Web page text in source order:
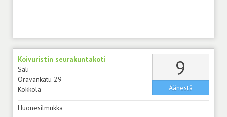
Koivuristin seurakuntakoti
Sali
Oravankatu 29
Kokkola
9
Äänestä
Huonesilmukka